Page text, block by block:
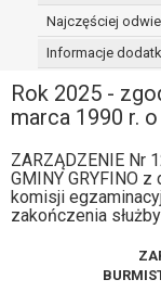
Najczęściej
Informacje
Rok 2025 -
marca 1990 r.
ZARZĄDZENIE Nr
GMINY GRYFINO
komisji
zakończenia